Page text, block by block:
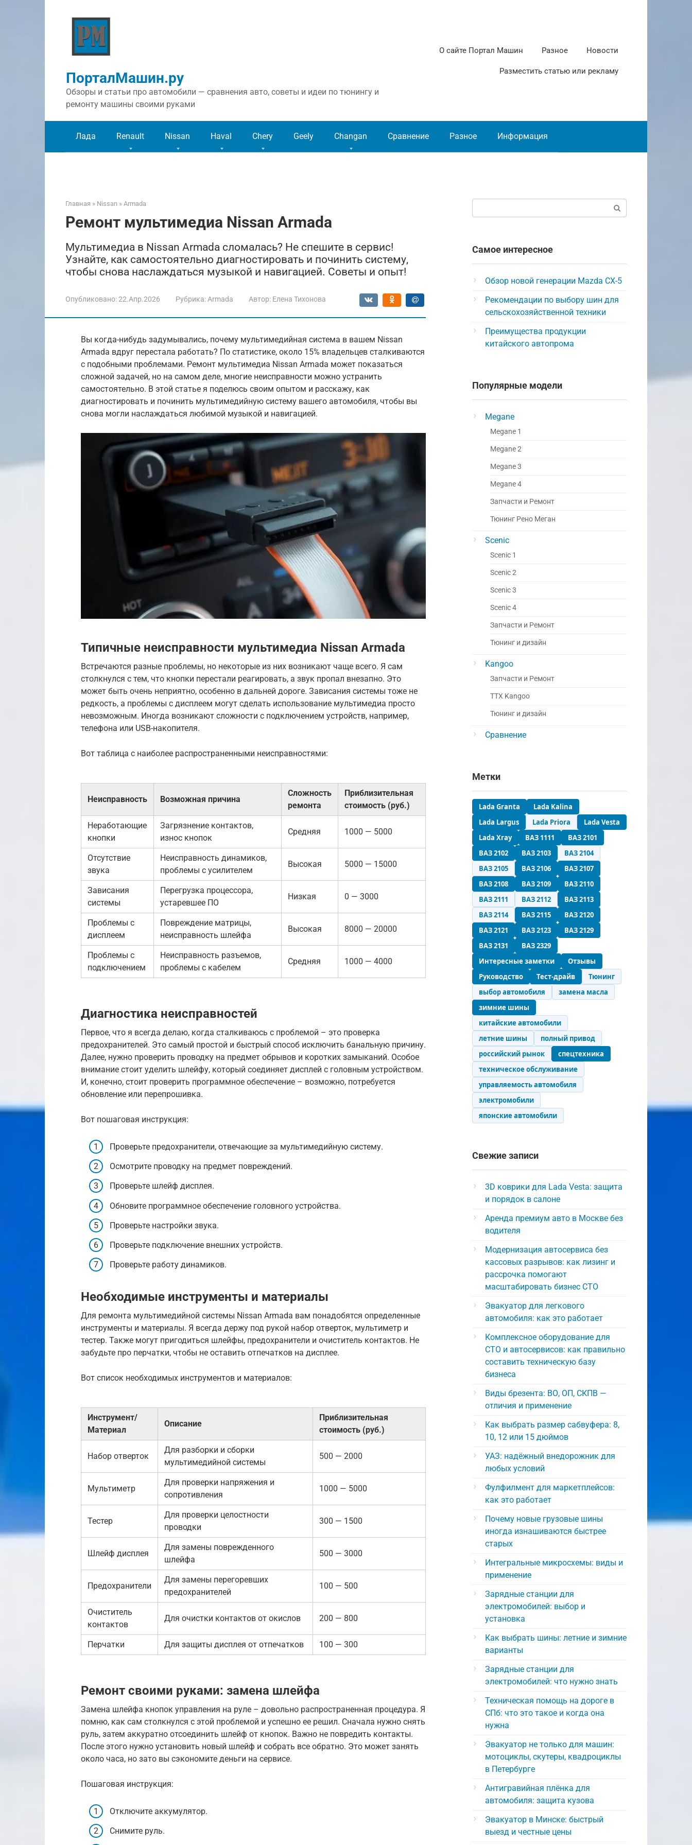
ПорталМашин.ру
Обзоры и статьи про автомобили — сравнения авто, советы и идеи по тюнингу и
ремонту машины своими руками
О сайте Портал Машин Разное Новости
Разместить статью или рекламу
Лада Renault Nissan Haval Chery Geely Changan Сравнение Разное Информация
Главная » Nissan » Armada
Ремонт мультимедиа Nissan Armada
Мультимедиа в Nissan Armada сломалась? Не спешите в сервис!
Узнайте, как самостоятельно диагностировать и починить систему,
чтобы снова наслаждаться музыкой и навигацией. Советы и опыт!
Опубликовано:22.Апр.2026 Рубрика: Armada Автор: Елена Тихонова
Вы когда-нибудь задумывались, почему мультимедийная система в вашем Nissan
Armada вдруг перестала работать? По статистике, около 15% владельцев сталкиваются
с подобными проблемами. Ремонт мультимедиа Nissan Armada может показаться
сложной задачей, но на самом деле, многие неисправности можно устранить
самостоятельно. В этой статье я поделюсь своим опытом и расскажу, как
диагностировать и починить мультимедийную систему вашего автомобиля, чтобы вы
снова могли наслаждаться любимой музыкой и навигацией.
Типичные неисправности мультимедиа Nissan Armada
Встречаются разные проблемы, но некоторые из них возникают чаще всего. Я сам
столкнулся с тем, что кнопки перестали реагировать, а звук пропал внезапно. Это
может быть очень неприятно, особенно в дальней дороге. Зависания системы тоже не
редкость, а проблемы с дисплеем могут сделать использование мультимедиа просто
невозможным. Иногда возникают сложности с подключением устройств, например,
телефона или USB-накопителя.
Вот таблица с наиболее распространенными неисправностями:
Неисправность Возможная причина
Сложность
ремонта
Приблизительная
стоимость (руб.)
Неработающие
кнопки
Загрязнение контактов,
износ кнопок
Средняя 1000 — 5000
Отсутствие
звука
Неисправность динамиков,
проблемы с усилителем
Высокая 5000 — 15000
Зависания
системы
Перегрузка процессора,
устаревшее ПО
Низкая 0 — 3000
Проблемы с
дисплеем
Повреждение матрицы,
неисправность шлейфа
Высокая 8000 — 20000
Проблемы с
подключением
Неисправность разъемов,
проблемы с кабелем
Средняя 1000 — 4000
Диагностика неисправностей
Первое, что я всегда делаю, когда сталкиваюсь с проблемой – это проверка
предохранителей. Это самый простой и быстрый способ исключить банальную причину.
Далее, нужно проверить проводку на предмет обрывов и коротких замыканий. Особое
внимание стоит уделить шлейфу, который соединяет дисплей с головным устройством.
И, конечно, стоит проверить программное обеспечение – возможно, потребуется
обновление или перепрошивка.
Вот пошаговая инструкция:
Проверьте предохранители, отвечающие за мультимедийную систему.
Осмотрите проводку на предмет повреждений.
Проверьте шлейф дисплея.
Обновите программное обеспечение головного устройства.
Проверьте настройки звука.
Проверьте подключение внешних устройств.
Проверьте работу динамиков.
Необходимые инструменты и материалы
Для ремонта мультимедийной системы Nissan Armada вам понадобятся определенные
инструменты и материалы. Я всегда держу под рукой набор отверток, мультиметр и
тестер. Также могут пригодиться шлейфы, предохранители и очиститель контактов. Не
забудьте про перчатки, чтобы не оставить отпечатков на дисплее.
Вот список необходимых инструментов и материалов:
Инструмент/
Материал
Описание
Приблизительная
стоимость (руб.)
Набор отверток
Для разборки и сборки
мультимедийной системы
500 — 2000
Мультиметр
Для проверки напряжения и
сопротивления
1000 — 5000
Тестер
Для проверки целостности
проводки
300 — 1500
Шлейф дисплея
Для замены поврежденного
шлейфа
500 — 3000
Предохранители
Для замены перегоревших
предохранителей
100 — 500
Очиститель
контактов
Для очистки контактов от окислов 200 — 800
Перчатки Для защиты дисплея от отпечатков 100 — 300
Ремонт своими руками: замена шлейфа
Замена шлейфа кнопок управления на руле – довольно распространенная процедура. Я
помню, как сам столкнулся с этой проблемой и успешно ее решил. Сначала нужно снять
руль, затем аккуратно отсоединить шлейф от кнопок. Важно не повредить контакты.
После этого нужно установить новый шлейф и собрать все обратно. Это может занять
около часа, но зато вы сэкономите деньги на сервисе.
Пошаговая инструкция:
Отключите аккумулятор.
Снимите руль.
Самое интересное
Обзор новой генерации Mazda CX-5
Рекомендации по выбору шин для
сельскохозяйственной техники
Преимущества продукции
китайского автопрома
Популярные модели
Megane
Megane 1
Megane 2
Megane 3
Megane 4
Запчасти и Ремонт
Тюнинг Рено Меган
Scenic
Scenic 1
Scenic 2
Scenic 3
Scenic 4
Запчасти и Ремонт
Тюнинг и дизайн
Kangoo
Запчасти и Ремонт
ТТХ Kangoo
Тюнинг и дизайн
Сравнение
Метки
Lada Granta
Lada Kalina
Lada Largus
Lada Priora
Lada Vesta
Lada Xray
ВАЗ 1111
ВАЗ 2101
ВАЗ 2102
ВАЗ 2103
ВАЗ 2104
ВАЗ 2105
ВАЗ 2106
ВАЗ 2107
ВАЗ 2108
ВАЗ 2109
ВАЗ 2110
ВАЗ 2111
ВАЗ 2112
ВАЗ 2113
ВАЗ 2114
ВАЗ 2115
ВАЗ 2120
ВАЗ 2121
ВАЗ 2123
ВАЗ 2129
ВАЗ 2131
ВАЗ 2329
Интересные заметки
Отзывы
Руководство
Тест-драйв
Тюнинг
выбор автомобиля
замена масла
зимние шины
китайские автомобили
летние шины
полный привод
российский рынок
спецтехника
техническое обслуживание
управляемость автомобиля
электромобили
японские автомобили
Свежие записи
3D коврики для Lada Vesta: защита
и порядок в салоне
Аренда премиум авто в Москве без
водителя
Модернизация автосервиса без
кассовых разрывов: как лизинг и
рассрочка помогают
масштабировать бизнес СТО
Эвакуатор для легкового
автомобиля: как это работает
Комплексное оборудование для
СТО и автосервисов: как правильно
составить техническую базу
бизнеса
Виды брезента: ВО, ОП, СКПВ —
отличия и применение
Как выбрать размер сабвуфера: 8,
10, 12 или 15 дюймов
УАЗ: надёжный внедорожник для
любых условий
Фулфилмент для маркетплейсов:
как это работает
Почему новые грузовые шины
иногда изнашиваются быстрее
старых
Интегральные микросхемы: виды и
применение
Зарядные станции для
электромобилей: выбор и
установка
Как выбрать шины: летние и зимние
варианты
Зарядные станции для
электромобилей: что нужно знать
Техническая помощь на дороге в
СПб: что это такое и когда она
нужна
Эвакуатор не только для машин:
мотоциклы, скутеры, квадроциклы
в Петербурге
Антигравийная плёнка для
автомобиля: защита кузова
Эвакуатор в Минске: быстрый
выезд и честные цены